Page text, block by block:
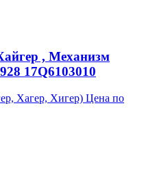
, Механизм
17Q6103010
Хагер, Хигер) Цена по